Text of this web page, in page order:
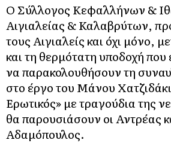
Ο Σύλλογος Κεφαλλήνων &
Αιγιαλείας & Καλαβρύτων,
τους Αιγιαλείς και όχι μόνο,
και τη θερμότατη υποδοχή
να παρακολουθήσουν τη
στο έργο του Μάνου
Ερωτικός» με τραγούδια της
θα παρουσιάσουν οι Αντρέας
Αδαμόπουλος.